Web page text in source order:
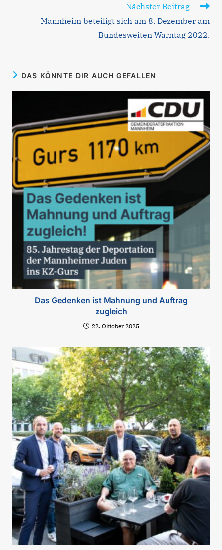
Nächster Beitrag
Mannheim beteiligt sich am 8. Dezember am
Bundesweiten Warntag 2022.
DAS KÖNNTE DIR AUCH GEFALLEN
Das Gedenken ist Mahnung und Auftrag
zugleich
22. Oktober 2025